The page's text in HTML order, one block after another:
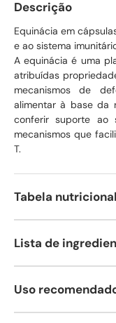
Descrição
Equinácia em
e ao sistema
A equinácia é uma
atribuídas
mecanismos de
alimentar à base da
conferir suporte ao
mecanismos que
T.
Tabela nutricional
Lista de
Uso